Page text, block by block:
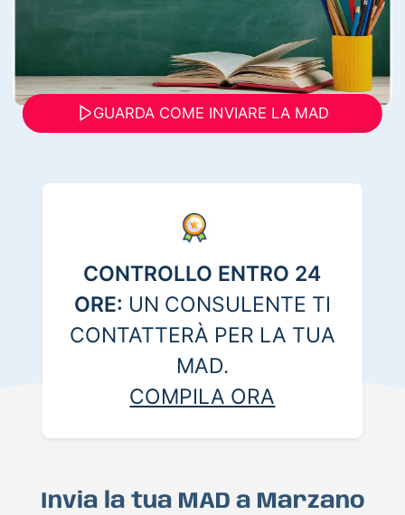
GUARDA COME INVIARE LA MAD
CONTROLLO ENTRO 24
ORE: UN CONSULENTE TI
CONTATTERÀ PER LA TUA
MAD.
COMPILA ORA
Invia la tua MAD a Marzano